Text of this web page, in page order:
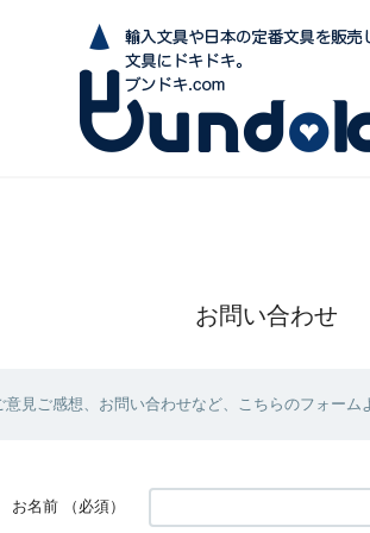
お問い合わせ
見ご感想、お問い合わせなど、こちらのフォーム
お名前 （必須）